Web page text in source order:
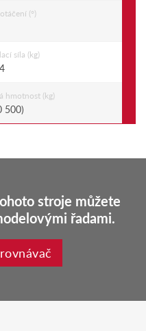
(°)
síla (kg)
hmotnost (kg)
500)
stroje můžete
řadami.